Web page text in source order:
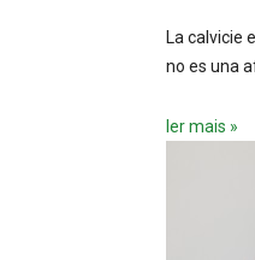
La calvicie
no es una
ler mais »